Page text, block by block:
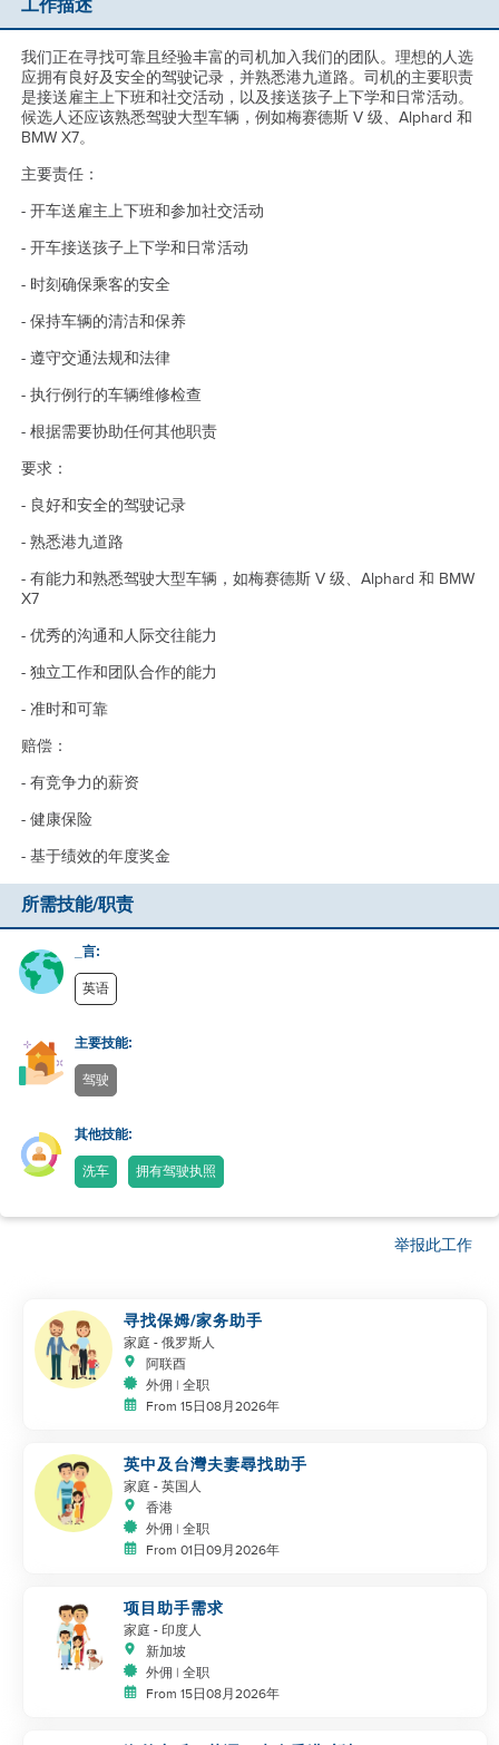
工作描述
我们正在寻找可靠且经验丰富的司机加入我们的团队。理想的人选
应拥有良好及安全的驾驶记录，并熟悉港九道路。司机的主要职责
是接送雇主上下班和社交活动，以及接送孩子上下学和日常活动。
候选人还应该熟悉驾驶大型车辆，例如梅赛德斯 V 级、Alphard 和
BMW X7。
主要责任：
- 开车送雇主上下班和参加社交活动
- 开车接送孩子上下学和日常活动
- 时刻确保乘客的安全
- 保持车辆的清洁和保养
- 遵守交通法规和法律
- 执行例行的车辆维修检查
- 根据需要协助任何其他职责
要求：
- 良好和安全的驾驶记录
- 熟悉港九道路
- 有能力和熟悉驾驶大型车辆，如梅赛德斯 V 级、Alphard 和 BMW
X7
- 优秀的沟通和人际交往能力
- 独立工作和团队合作的能力
- 准时和可靠
赔偿：
- 有竞争力的薪资
- 健康保险
- 基于绩效的年度奖金
所需技能/职责
_言:
英语
主要技能:
驾驶
其他技能:
洗车 拥有驾驶执照
举报此工作
寻找保姆/家务助手
家庭 - 俄罗斯人
阿联酉
外佣 | 全职
From 15日08月2026年
英中及台灣夫妻尋找助手
家庭 - 英国人
香港
外佣 | 全职
From 01日09月2026年
项目助手需求
家庭 - 印度人
新加坡
外佣 | 全职
From 15日08月2026年